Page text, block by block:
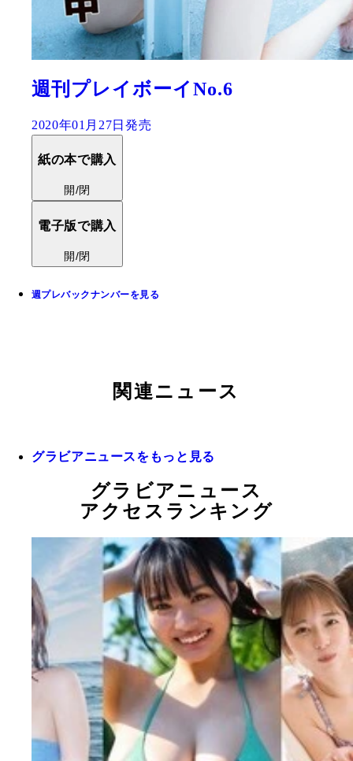
週刊プレイボーイNo.6
2020年01月27日発売
紙の本で購入
開/閉
電子版で購入
開/閉
週プレバックナンバーを見る
関連ニュース
グラビアニュースをもっと見る
グラビアニュース
アクセスランキング